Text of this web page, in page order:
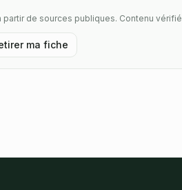
de sources publiques. Contenu
ma fiche